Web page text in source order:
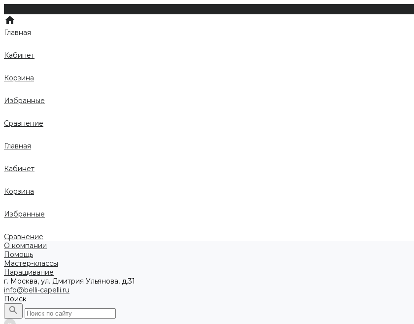
Главная
Кабинет
Корзина
Избранные
Сравнение
Главная
Кабинет
Корзина
Избранные
Сравнение
О компании
Помощь
Мастер-классы
Наращивание
г. Москва, ул. Дмитрия Ульянова, д.31
info@belli-capelli.ru
Поиск